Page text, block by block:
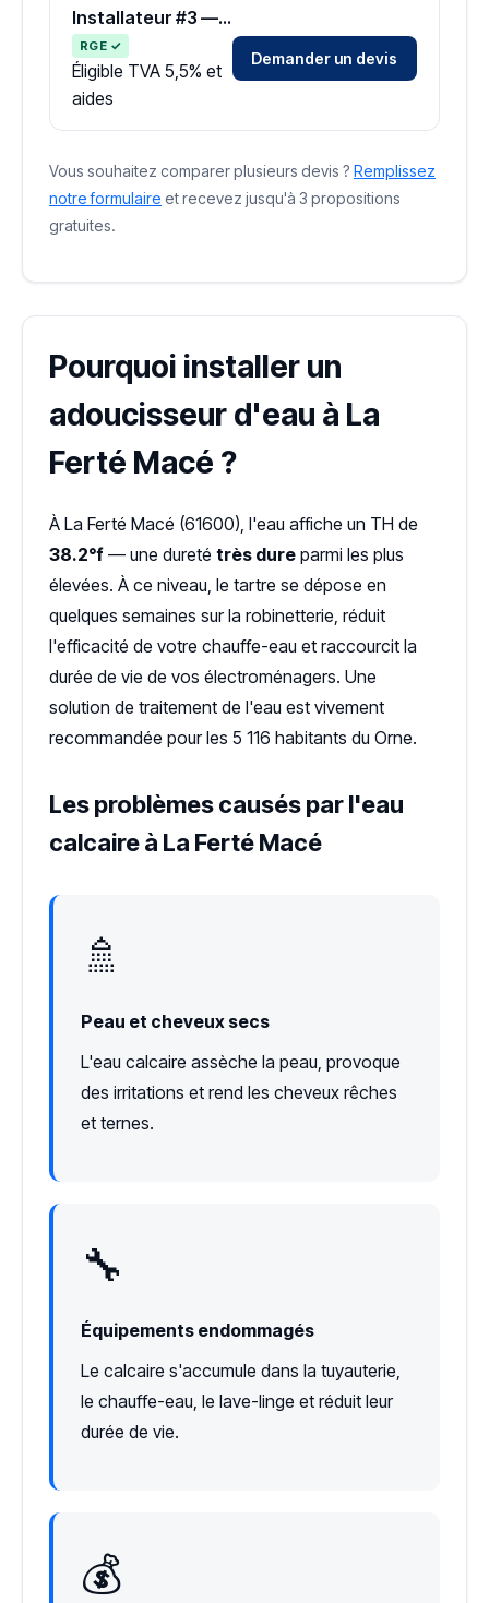
Installateur #3 — Zone Orne
RGE ✓
Éligible TVA 5,5% et
aides
Demander un devis
Vous souhaitez comparer plusieurs devis ? Remplissez
notre formulaire et recevez jusqu'à 3 propositions
gratuites.
Pourquoi installer un
adoucisseur d'eau à La
Ferté Macé ?
À La Ferté Macé (61600), l'eau affiche un TH de
38.2°f — une dureté très dure parmi les plus
élevées. À ce niveau, le tartre se dépose en
quelques semaines sur la robinetterie, réduit
l'efficacité de votre chauffe-eau et raccourcit la
durée de vie de vos électroménagers. Une
solution de traitement de l'eau est vivement
recommandée pour les 5 116 habitants du Orne.
Les problèmes causés par l'eau
calcaire à La Ferté Macé
🚿
Peau et cheveux secs
L'eau calcaire assèche la peau, provoque
des irritations et rend les cheveux rêches
et ternes.
🔧
Équipements endommagés
Le calcaire s'accumule dans la tuyauterie,
le chauffe-eau, le lave-linge et réduit leur
durée de vie.
💰